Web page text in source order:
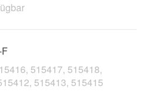
515417, 515418,
515413, 515415